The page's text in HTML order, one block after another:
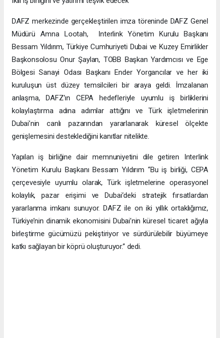
DAFZ merkezinde gerçekleştirilen imza töreninde DAFZ Genel
Müdürü Amna Lootah, Interlink Yönetim Kurulu Başkanı
Bessam Yıldırım, Türkiye Cumhuriyeti Dubai ve Kuzey Emirlikler
Başkonsolosu Onur Şaylan, TOBB Başkan Yardımcısı ve Ege
Bölgesi Sanayi Odası Başkanı Ender Yorgancılar ve her iki
kuruluşun üst düzey temsilcileri bir araya geldi. İmzalanan
anlaşma, DAFZ’ın CEPA hedefleriyle uyumlu iş birliklerini
kolaylaştırma adına adımlar attığını ve Türk işletmelerinin
Dubai’nin canlı pazarından yararlanarak küresel ölçekte
genişlemesini desteklediğini kanıtlar nitelikte.
Yapılan iş birliğine dair memnuniyetini dile getiren Interlink
Yönetim Kurulu Başkanı Bessam Yıldırım “Bu iş birliği, CEPA
çerçevesiyle uyumlu olarak, Türk işletmelerine operasyonel
kolaylık, pazar erişimi ve Dubai’deki stratejik fırsatlardan
yararlanma imkanı sunuyor. DAFZ ile on iki yıllık ortaklığımız,
Türkiye’nin dinamik ekonomisini Dubai’nin küresel ticaret ağıyla
birleştirme gücümüzü pekiştiriyor ve sürdürülebilir büyümeye
katkı sağlayan bir köprü oluşturuyor.” dedi.